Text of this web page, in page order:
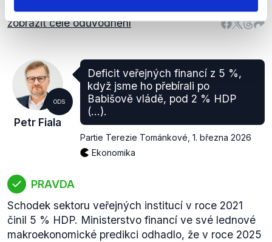
zobrazit celé odůvodnění
ODS
Petr Fiala
Deficit veřejných financí z 5 %,
když jsme ho přebírali po
Babišově vládě, pod 2 % HDP
(...).
Partie Terezie Tománkové 1. března 2026
Ekonomika
PRAVDA
Schodek sektoru veřejných institucí v roce 2021
činil 5 % HDP. Ministerstvo financí ve své lednové
makroekonomické predikci odhadlo, že v roce 2025